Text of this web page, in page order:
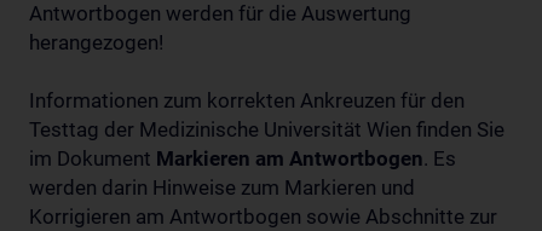
Antwortbogen werden für die Auswertung
herangezogen!
Informationen zum korrekten Ankreuzen für den
Testtag der Medizinische Universität Wien finden Sie
im Dokument Markieren am Antwortbogen. Es
werden darin Hinweise zum Markieren und
Korrigieren am Antwortbogen sowie Abschnitte zur